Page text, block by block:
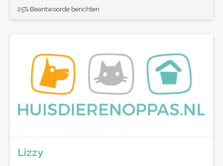
25% Beantwoorde berichten
Lizzy